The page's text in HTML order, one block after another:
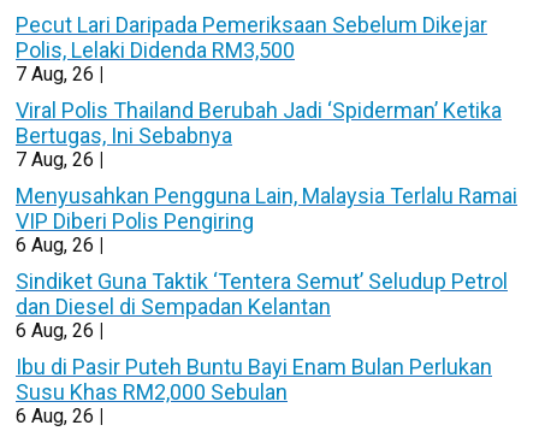
Pecut Lari Daripada Pemeriksaan Sebelum Dikejar
Polis, Lelaki Didenda RM3,500
7 Aug, 26 |
Viral Polis Thailand Berubah Jadi ‘Spiderman’ Ketika
Bertugas, Ini Sebabnya
7 Aug, 26 |
Menyusahkan Pengguna Lain, Malaysia Terlalu Ramai
VIP Diberi Polis Pengiring
6 Aug, 26 |
Sindiket Guna Taktik ‘Tentera Semut’ Seludup Petrol
dan Diesel di Sempadan Kelantan
6 Aug, 26 |
Ibu di Pasir Puteh Buntu Bayi Enam Bulan Perlukan
Susu Khas RM2,000 Sebulan
6 Aug, 26 |